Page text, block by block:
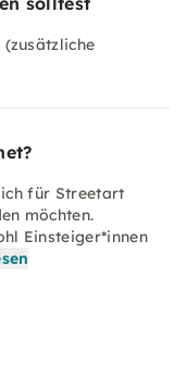
für Streetart
möchten.
Einsteiger*innen